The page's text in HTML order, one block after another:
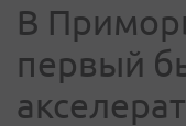
В
первый